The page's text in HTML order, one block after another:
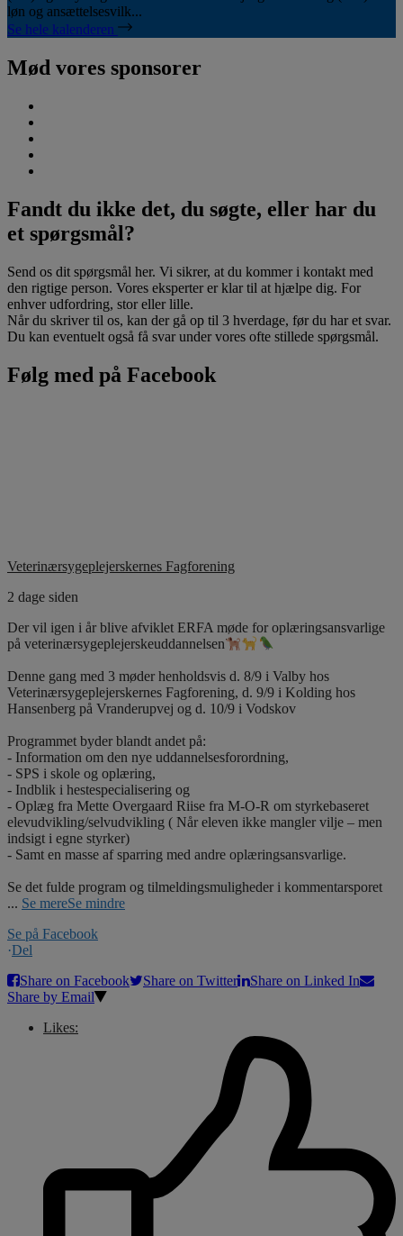
løn og ansættelsesvilk...
Se hele kalenderen
Mød vores sponsorer
Fandt du ikke det, du søgte, eller har du
et spørgsmål?
Send os dit spørgsmål her. Vi sikrer, at du kommer i kontakt med
den rigtige person. Vores eksperter er klar til at hjælpe dig. For
enhver udfordring, stor eller lille.
Når du skriver til os, kan der gå op til 3 hverdage, før du har et svar.
Du kan eventuelt også få svar under vores ofte stillede spørgsmål.
Følg med på Facebook
Veterinærsygeplejerskernes Fagforening
2 dage siden
Der vil igen i år blive afviklet ERFA møde for oplæringsansvarlige
på veterinærsygeplejerskeuddannelsen
Denne gang med 3 møder henholdsvis d. 8/9 i Valby hos
Veterinærsygeplejerskernes Fagforening, d. 9/9 i Kolding hos
Hansenberg på Vranderupvej og d. 10/9 i Vodskov
Programmet byder blandt andet på:
- Information om den nye uddannelsesforordning,
- SPS i skole og oplæring,
- Indblik i hestespecialisering og
- Oplæg fra Mette Overgaard Riise fra M-O-R om styrkebaseret
elevudvikling/selvudvikling ( Når eleven ikke mangler vilje – men
indsigt i egne styrker)
- Samt en masse af sparring med andre oplæringsansvarlige.
Se det fulde program og tilmeldingsmuligheder i kommentarsporet
... Se mereSe mindre
Se på Facebook
·Del
Share on Facebook
Share on Twitter
Share on Linked In
Share by Email
Likes: